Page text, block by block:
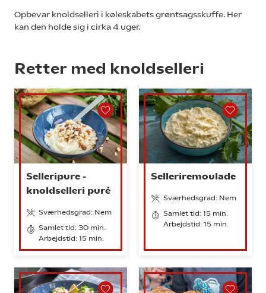
Opbevar knoldselleri i køleskabets grøntsagsskuffe. Her
kan den holde sig i cirka 4 uger.
Retter med knoldselleri
Selleripure -
knoldselleri puré
Sværhedsgrad: Nem
Samlet tid: 30 min.
Arbejdstid: 15 min.
Selleriremoulade
Sværhedsgrad: Nem
Samlet tid: 15 min.
Arbejdstid: 15 min.